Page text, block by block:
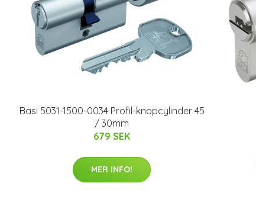
Basi 5031-1500-0034 Profil-knopcylinder 45
/ 30mm
679 SEK
MER INFO!